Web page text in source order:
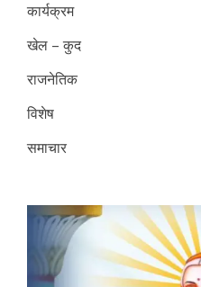
कार्यक्रम
खेल – कुद
राजनेतिक
विशेष
समाचार